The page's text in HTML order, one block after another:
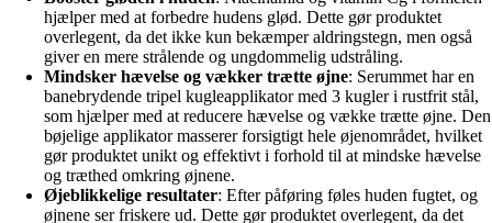
hjælper med at forbedre hudens glød. Dette gør produktet
overlegent, da det ikke kun bekæmper aldringstegn, men også
giver en mere strålende og ungdommelig udstråling.
Mindsker hævelse og vækker trætte øjne: Serummet har en
banebrydende tripel kugleapplikator med 3 kugler i rustfrit stål,
som hjælper med at reducere hævelse og vække trætte øjne. Den
bøjelige applikator masserer forsigtigt hele øjenområdet, hvilket
gør produktet unikt og effektivt i forhold til at mindske hævelse
og træthed omkring øjnene.
Øjeblikkelige resultater: Efter påføring føles huden fugtet, og
øjnene ser friskere ud. Dette gør produktet overlegent, da det